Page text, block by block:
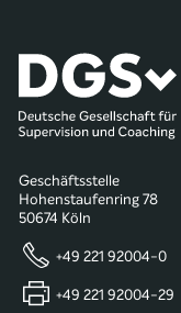
Geschäftsstelle
Hohenstaufenring 78
50674 Köln
+49 221 92004-0
+49 221 92004-29